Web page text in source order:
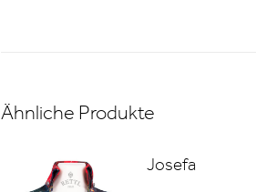
Ähnliche Produkte
Josefa